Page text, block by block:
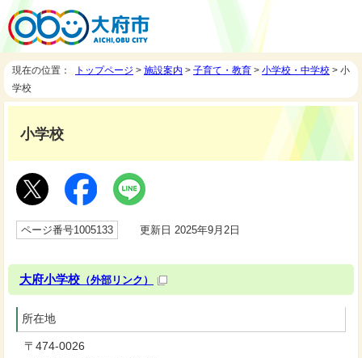
現在の位置： トップページ > 施設案内 > 子育て・教育 > 小学校・中学校 > 小
学校
小学校
ページ番号1005133 更新日 2025年9月2日
大府小学校 （外部リンク）
所在地
〒474-0026